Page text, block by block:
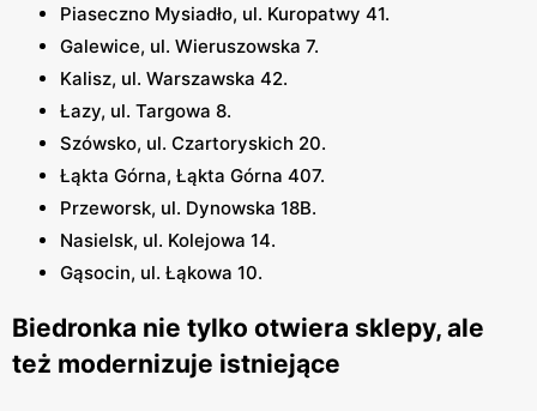
Piaseczno Mysiadło, ul. Kuropatwy 41.
Galewice, ul. Wieruszowska 7.
Kalisz, ul. Warszawska 42.
Łazy, ul. Targowa 8.
Szówsko, ul. Czartoryskich 20.
Łąkta Górna, Łąkta Górna 407.
Przeworsk, ul. Dynowska 18B.
Nasielsk, ul. Kolejowa 14.
Gąsocin, ul. Łąkowa 10.
Biedronka nie tylko otwiera sklepy, ale
też modernizuje istniejące